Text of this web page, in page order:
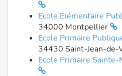
Ecole Elémentaire
34000 Montpellier
Ecole Primaire
34430 Saint-Jean-de-
Ecole Primaire Sainte-